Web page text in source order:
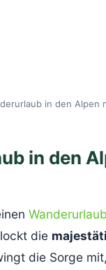
in den Alpen
in den
die
die Sorge